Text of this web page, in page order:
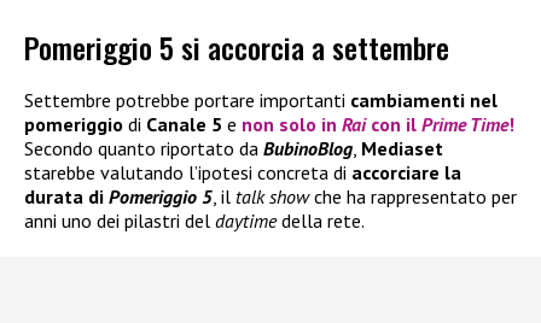
Pomeriggio 5 si accorcia a settembre
Settembre potrebbe portare importanti cambiamenti nel
pomeriggio di Canale 5 e non solo in Raicon il Prime Time!
Secondo quanto riportato da BubinoBlog Mediaset
starebbe valutando l’ipotesi concreta di accorciare la
durata di Pomeriggio 5 , il talk showche ha rappresentato per
anni uno dei pilastri del daytimedella rete.